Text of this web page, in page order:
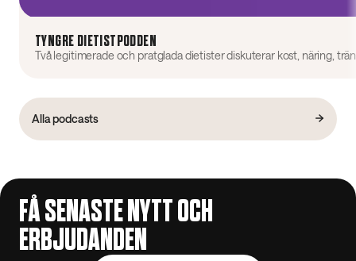
TYNGRE DIETISTPODDEN
Alla podcasts
FÅ SENASTE NYTT OCH
ERBJUDANDEN